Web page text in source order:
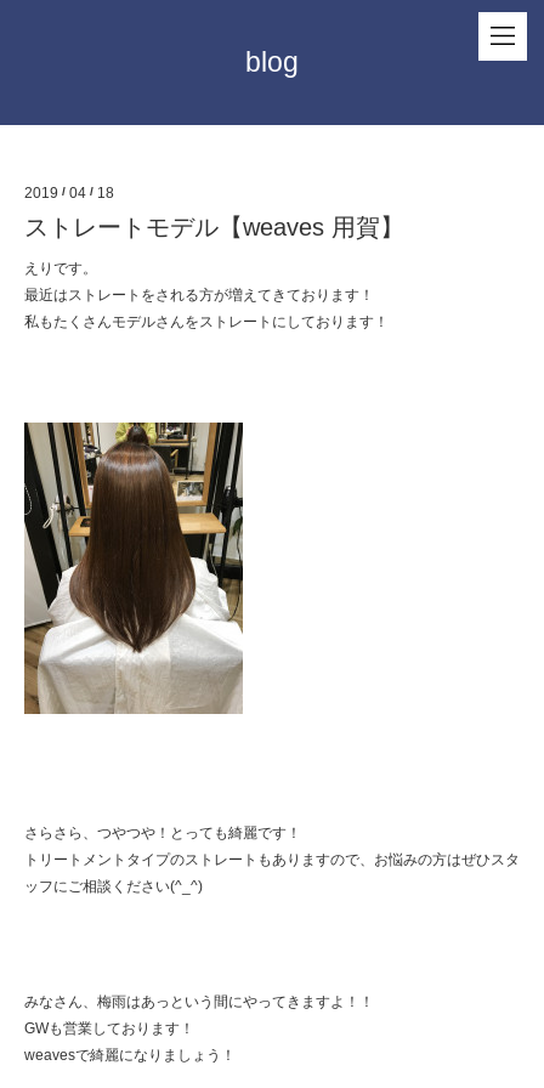
blog
2019 / 04 / 18
ストレートモデル【weaves 用賀】
えりです。
最近はストレートをされる方が増えてきております！
私もたくさんモデルさんをストレートにしております！
さらさら、つやつや！とっても綺麗です！
トリートメントタイプのストレートもありますので、お悩みの方はぜひスタ
ッフにご相談ください(^_^)
みなさん、梅雨はあっという間にやってきますよ！！
GWも営業しております！
weavesで綺麗になりましょう！